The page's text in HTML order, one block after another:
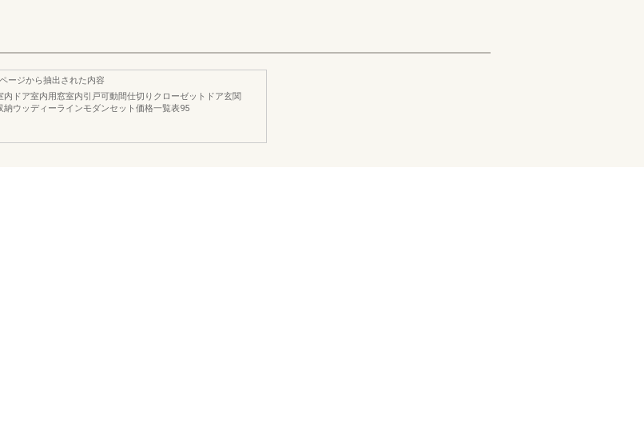
ージから抽出された内容
内ドア室内用窓室内引戸可動間仕切りクローゼットドア玄関
納ウッディーラインモダンセット価格一覧表95